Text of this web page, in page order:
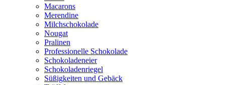
Macarons
Merendine
Milchschokolade
Nougat
Pralinen
Professionelle Schokolade
Schokoladeneier
Schokoladenriegel
Süßigkeiten und Gebäck